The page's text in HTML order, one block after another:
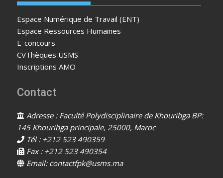
Espace Numérique de Travail (ENT)
Espace Ressources Humaines
E-concours
CVThèques USMS
Inscriptions AMO
Contact
Adresse : Faculté Polydisciplinaire de Khouribga BP:
145 Khouribga principale, 25000, Maroc
Tél : +212 523 490359
Fax : +212 523 490354
Email: contactfpk@usms.ma